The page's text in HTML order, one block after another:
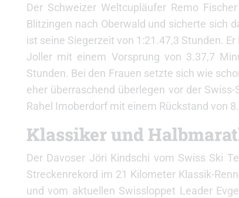
Der Schweizer Weltcupläufer Remo
Blitzingen nach Oberwald und sicherte sich
ist seine Siegerzeit von 1:21.47,3 Stunden.
Joller mit einem Vorsprung von 3.37,7
Stunden. Bei den Frauen setzte sich wie
eher überraschend überlegen vor der
Rahel Imoberdorf mit einem Rückstand von
Klassiker und
Der Davoser Jöri Kindschi vom Swiss Ski
Streckenrekord im 21 Kilometer Klassik-
und vom aktuellen Swissloppet Leader